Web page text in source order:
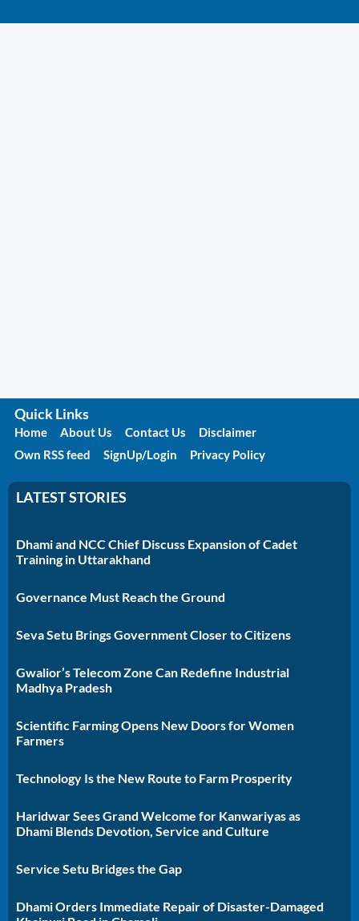
Quick Links
Home About Us Contact Us
Disclaimer
Own RSS feed
SignUp/Login Privacy Policy
LATEST STORIES
Dhami and NCC Chief Discuss Expansion of Cadet
Training in Uttarakhand
Governance Must Reach the Ground
Seva Setu Brings Government Closer to Citizens
Gwalior’s Telecom Zone Can Redefine Industrial
Madhya Pradesh
Scientific Farming Opens New Doors for Women
Farmers
Technology Is the New Route to Farm Prosperity
Haridwar Sees Grand Welcome for Kanwariyas as
Dhami Blends Devotion, Service and Culture
Service Setu Bridges the Gap
Dhami Orders Immediate Repair of Disaster-Damaged